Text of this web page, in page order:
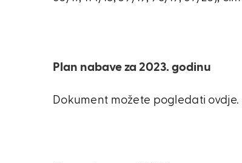
Plan nabave za 2023. godinu
Dokument možete pogledati ovdje.